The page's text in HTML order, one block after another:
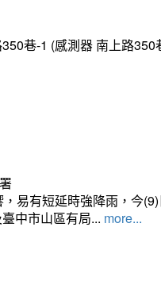
巷-1 (感測器 南上路
易有短延時強降雨，今
中市山區有局... more...